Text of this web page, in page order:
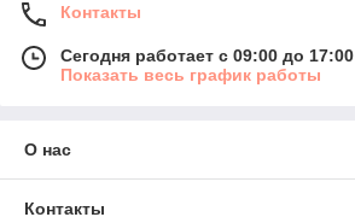
Контакты
Сегодня работает с 09:00 до 17:00
Показать весь график работы
О нас
Контакты